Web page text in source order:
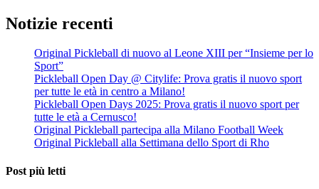
Notizie recenti
Original Pickleball di nuovo al Leone XIII per “Insieme per lo
Sport”
Pickleball Open Day @ Citylife: Prova gratis il nuovo sport
per tutte le età in centro a Milano!
Pickleball Open Days 2025: Prova gratis il nuovo sport per
tutte le età a Cernusco!
Original Pickleball partecipa alla Milano Football Week
Original Pickleball alla Settimana dello Sport di Rho
Post più letti